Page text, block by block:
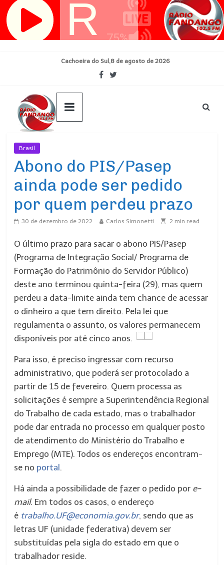
Pular
para
Cachoeira do Sul,8 de agosto de 2026
Brasil
Abono do PIS/Pasep
ainda pode ser pedido
por quem perdeu prazo
30 de dezembro de 2022 Carlos Simonetti 2 min read
O último prazo para sacar o abono PIS/Pasep
(Programa de Integração Social/ Programa de
Formação do Patrimônio do Servidor Público)
deste ano terminou quinta-feira (29), mas quem
perdeu a data-limite ainda tem chance de acessar
o dinheiro a que tem direito. Pela lei que
regulamenta o assunto, os valores permanecem
disponíveis por até cinco anos.
Para isso, é preciso ingressar com recurso
administrativo, que poderá ser protocolado a
partir de 15 de fevereiro. Quem processa as
solicitações é sempre a Superintendência Regional
do Trabalho de cada estado, mas o trabalhador
pode dar entrada no processo em qualquer posto
de atendimento do Ministério do Trabalho e
Emprego (MTE). Todos os endereços encontram-
se no portal .
Há ainda a possibilidade de fazer o pedido por e-
mail. Em todos os casos, o endereço
é trabalho.UF@economia.gov.br, sendo que as
letras UF (unidade federativa) devem ser
substituídas pela sigla do estado em que o
trabalhador reside.